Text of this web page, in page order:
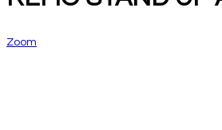
Zoom